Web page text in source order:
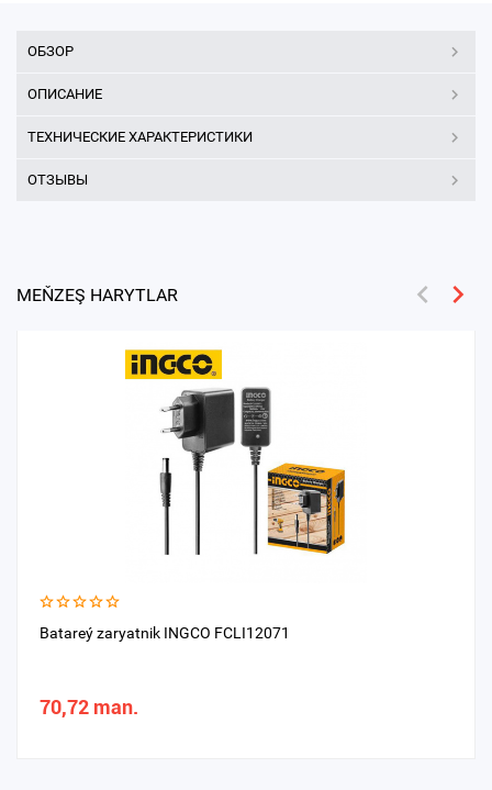
ОБЗОР
ОПИСАНИЕ
ТЕХНИЧЕСКИЕ ХАРАКТЕРИСТИКИ
ОТЗЫВЫ
MEŇZEŞ HARYTLAR
Batareý zaryatnik INGCO FCLI12071
70,72 man.